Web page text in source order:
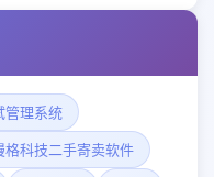
管理系统
格科技二手寄卖软件